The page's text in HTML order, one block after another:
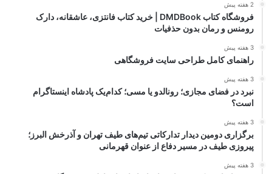
2 هفته پیش
فروشگاه کتاب DMDBook | خرید کتاب فانتزی، عاشقانه، دارک
رومنس و رمان بدون حذفیات
3 هفته پیش
راهنمای کامل طراحی سایت فروشگاهی
3 هفته پیش
نبرد در فضای مجازی؛ رونالدو یا مسی؛ کدام‌یک پادشاه اینستاگرام
است؟
3 هفته پیش
برگزاری دومین دیدار تدارکاتی تیم‌های طیف تهران و آذرخش البرز؛
پیروزی طیف در مسیر دفاع از عنوان قهرمانی
3 هفته پیش